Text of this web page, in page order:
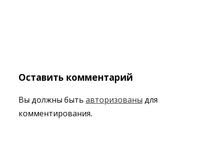
Оставить комментарий
Вы должны быть авторизованы для
комментирования.